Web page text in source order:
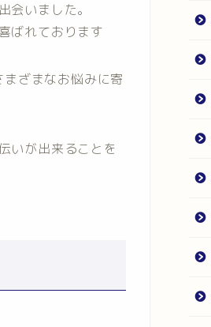
いました。
ばれております
ざまなお悩みに寄
いが出来ることを